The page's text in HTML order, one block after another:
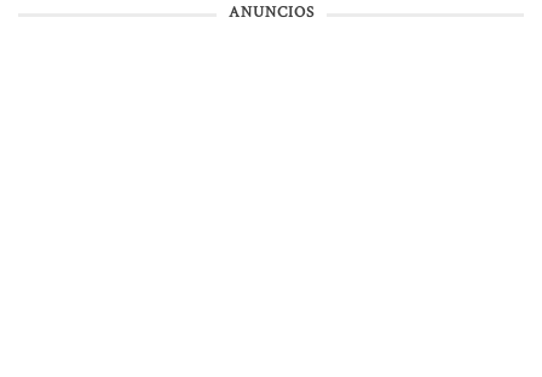
ANUNCIOS